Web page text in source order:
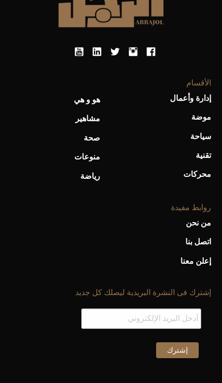
الأقسام
إدارة وأعمال
موضة
سياحة
تقنية
محركات
هو و هي
مشاهير
صحة
منوعات
رياضة
روابط مفيدة
من نحن
اتصل بنا
إعلن معنا
إشترك فى النشرة البريدية ليصلك كل جديد